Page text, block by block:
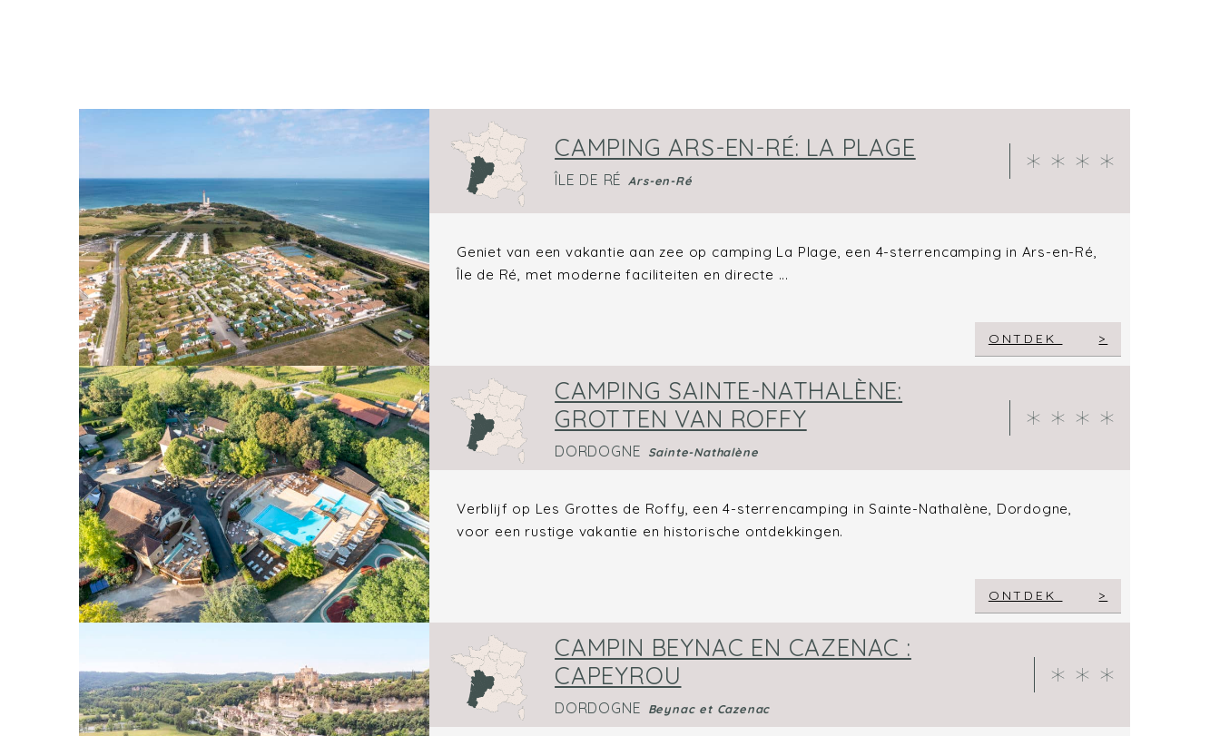
CAMPING ARS-EN-RÉ: LA PLAGE
ÎLE DE RÉ Ars-en-Ré
Geniet van een vakantie aan zee op camping La Plage, een 4-sterrencamping in Ars-en-Ré,
Île de Ré, met moderne faciliteiten en directe ...
ONTDEK
CAMPING SAINTE-NATHALÈNE:
GROTTEN VAN ROFFY
DORDOGNE Sainte-Nathalène
Verblijf op Les Grottes de Roffy, een 4-sterrencamping in Sainte-Nathalène, Dordogne,
voor een rustige vakantie en historische ontdekkingen.
ONTDEK
CAMPIN BEYNAC EN CAZENAC :
CAPEYROU
DORDOGNE Beynac et Cazenac